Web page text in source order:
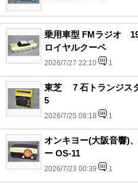
乗用車型 FMラジオ
ロイヤルクーペ
2026/7/27 22:10 1
東芝 ７石トランジス
5
2026/7/25 08:18 1
オンキヨー(大阪音響)
ー OS-11
2026/7/23 00:39 1